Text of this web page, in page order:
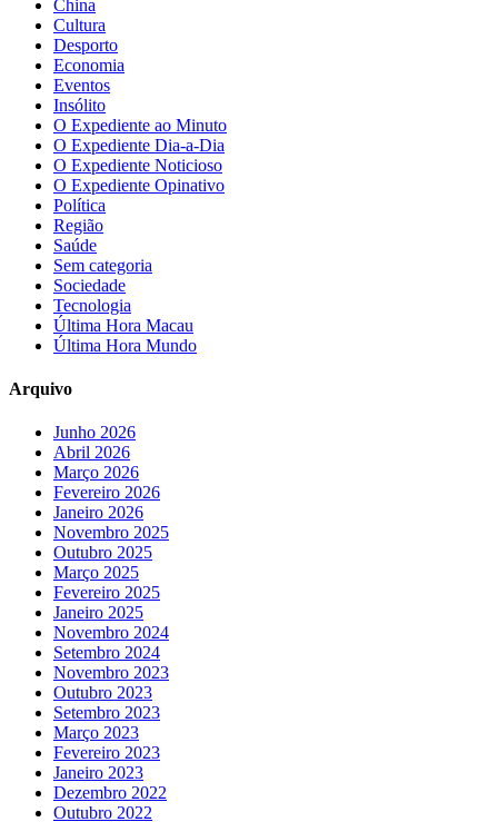
China
Cultura
Desporto
Economia
Eventos
Insólito
O Expediente ao Minuto
O Expediente Dia-a-Dia
O Expediente Noticioso
O Expediente Opinativo
Política
Região
Saúde
Sem categoria
Sociedade
Tecnologia
Última Hora Macau
Última Hora Mundo
Arquivo
Junho 2026
Abril 2026
Março 2026
Fevereiro 2026
Janeiro 2026
Novembro 2025
Outubro 2025
Março 2025
Fevereiro 2025
Janeiro 2025
Novembro 2024
Setembro 2024
Novembro 2023
Outubro 2023
Setembro 2023
Março 2023
Fevereiro 2023
Janeiro 2023
Dezembro 2022
Outubro 2022